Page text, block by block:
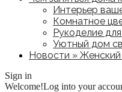
Интерьер
Комнатное
Рукоделие
Уютный дом
Новости »
Sign in
Welcome!Log into your